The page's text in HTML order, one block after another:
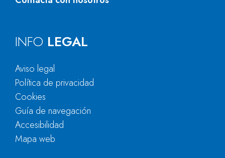
INFO LEGAL
Aviso legal
Política de privacidad
Cookies
Guía de navegación
Accesibilidad
Mapa web